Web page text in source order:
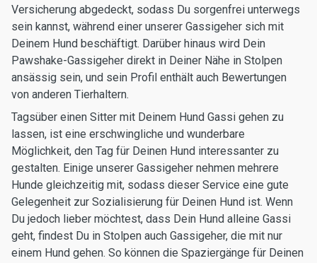
Versicherung abgedeckt, sodass Du sorgenfrei unterwegs
sein kannst, während einer unserer Gassigeher sich mit
Deinem Hund beschäftigt. Darüber hinaus wird Dein
Pawshake-Gassigeher direkt in Deiner Nähe in Stolpen
ansässig sein, und sein Profil enthält auch Bewertungen
von anderen Tierhaltern.
Tagsüber einen Sitter mit Deinem Hund Gassi gehen zu
lassen, ist eine erschwingliche und wunderbare
Möglichkeit, den Tag für Deinen Hund interessanter zu
gestalten. Einige unserer Gassigeher nehmen mehrere
Hunde gleichzeitig mit, sodass dieser Service eine gute
Gelegenheit zur Sozialisierung für Deinen Hund ist. Wenn
Du jedoch lieber möchtest, dass Dein Hund alleine Gassi
geht, findest Du in Stolpen auch Gassigeher, die mit nur
einem Hund gehen. So können die Spaziergänge für Deinen